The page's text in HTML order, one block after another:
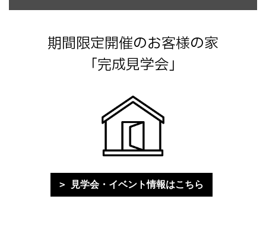
期間限定開催のお客様の家
「完成見学会」
見学会・イベント情報はこちら